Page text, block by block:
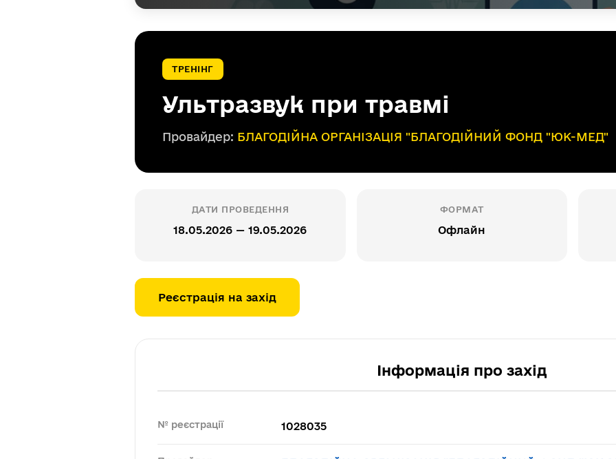
ТРЕНІНГ
Ультразвук при травмі
Провайдер: БЛАГОДІЙНА ОРГАНІЗАЦІЯ "БЛАГОДІЙНИЙ ФОНД "ЮК-МЕД"
ДАТИ ПРОВЕДЕННЯ
18.05.2026 — 19.05.2026
ФОРМАТ
Офлайн
Реєстрація на захід
Інформація про захід
№ реєстрації 1028035